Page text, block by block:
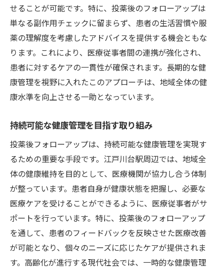
せることが可能です。特に、投薬後のフォローアップは
単なる副作用チェックに留まらず、患者の生活習慣や服
薬の理解度を考慮したアドバイスを提供する機会ともな
ります。これにより、医療従事者間の連携が強化され、
患者に対するケアの一貫性が確保されます。長期的な健
康管理を視野に入れたこのアプローチは、地域全体の健
康水準を向上させる一助となっています。
持続可能な健康管理を目指す取り組み
投薬後フォローアップは、持続可能な健康管理を実現す
るための重要な手段です。江戸川台駅周辺では、地域全
体の健康維持を目的として、医療機関が協力し合う体制
が整っています。患者自身が健康状態を把握し、必要な
医療ケアを受けることができるように、医療従事者がサ
ポートを行っています。特に、投薬後のフォローアップ
を通して、患者のフィードバックを反映させた医療改善
が可能となり、個々のニーズに応じたケアが提供されま
す。高齢化が進行する現代社会では、一時的な健康管理